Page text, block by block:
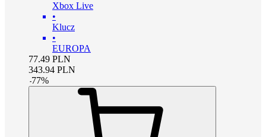
Xbox Live
•
Klucz
•
EUROPA
77.49 PLN
343.94 PLN
-77%